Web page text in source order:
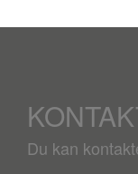
Du kan